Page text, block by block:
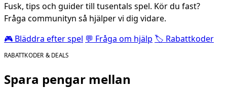
Fusk, tips och guider till tusentals spel. Kör du fast?
Fråga communityn så hjälper vi dig vidare.
🎮 Bläddra efter spel 💬 Fråga om hjälp 🏷️ Rabattkoder
RABATTKODER & DEALS
Spara pengar mellan